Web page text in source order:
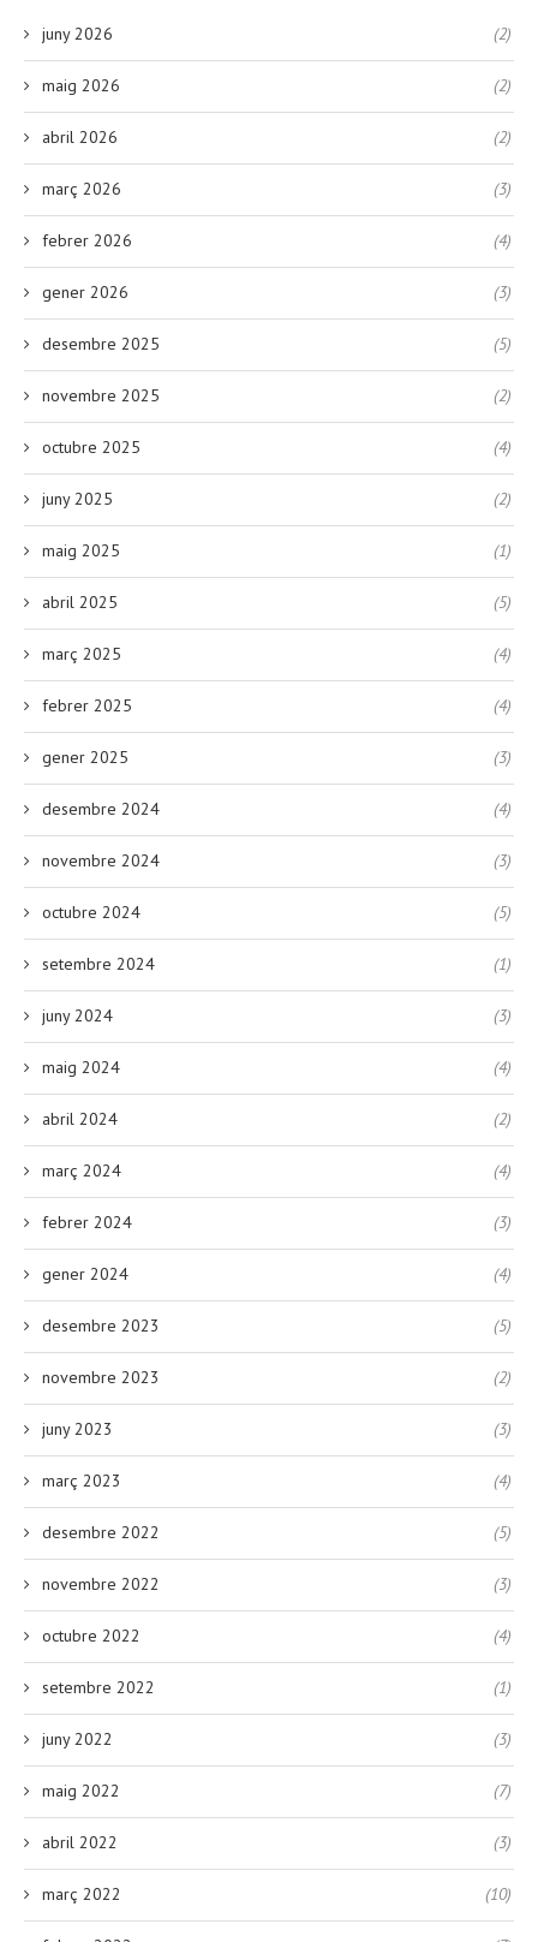
juny 2026 (2)
maig 2026 (2)
abril 2026 (2)
març 2026 (3)
febrer 2026 (4)
gener 2026 (3)
desembre 2025 (5)
novembre 2025 (2)
octubre 2025 (4)
juny 2025 (2)
maig 2025 (1)
abril 2025 (5)
març 2025 (4)
febrer 2025 (4)
gener 2025 (3)
desembre 2024 (4)
novembre 2024 (3)
octubre 2024 (5)
setembre 2024 (1)
juny 2024 (3)
maig 2024 (4)
abril 2024 (2)
març 2024 (4)
febrer 2024 (3)
gener 2024 (4)
desembre 2023 (5)
novembre 2023 (2)
juny 2023 (3)
març 2023 (4)
desembre 2022 (5)
novembre 2022 (3)
octubre 2022 (4)
setembre 2022 (1)
juny 2022 (3)
maig 2022 (7)
abril 2022 (3)
març 2022 (10)